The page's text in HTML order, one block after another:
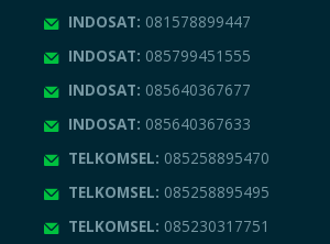
INDOSAT: 081578899447
INDOSAT: 085799451555
INDOSAT: 085640367677
INDOSAT: 085640367633
TELKOMSEL: 085258895470
TELKOMSEL: 085258895495
TELKOMSEL: 085230317751